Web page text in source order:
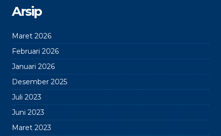
Arsip
Maret 2026
Februari 2026
Januari 2026
Desember 2025
Juli 2023
Juni 2023
Maret 2023